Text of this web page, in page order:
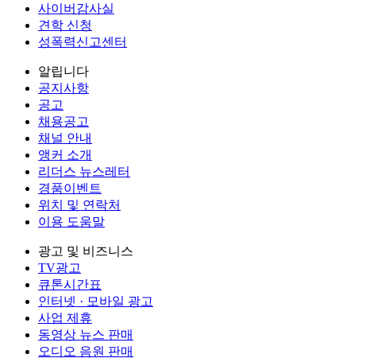
사이버감사실
견학 신청
성폭력신고센터
알립니다
공지사항
공고
채용공고
채널 안내
앵커 소개
리더스 뉴스레터
경품이벤트
위치 및 연락처
이용 도움말
광고 및 비즈니스
TV광고
큐톤시간표
인터넷 · 모바일 광고
사업 제휴
동영상 뉴스 판매
오디오 음원 판매